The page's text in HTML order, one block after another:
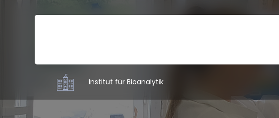
Institut für Bioanalytik